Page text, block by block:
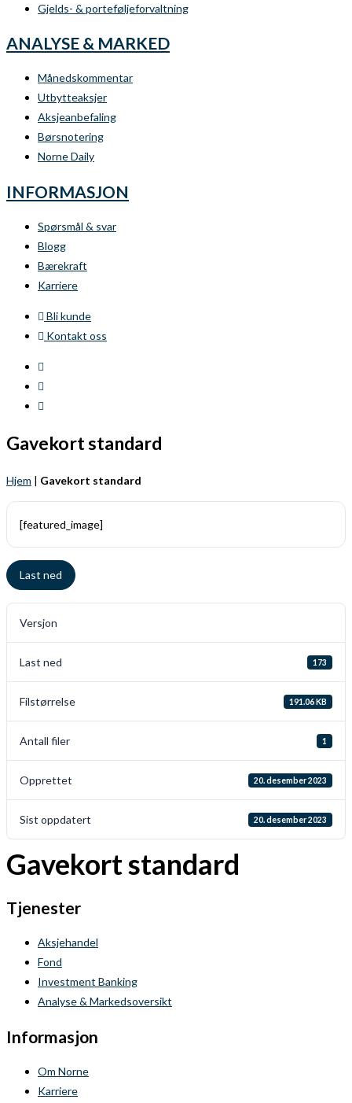
Gjelds- & porteføljeforvaltning
ANALYSE & MARKED
Månedskommentar
Utbytteaksjer
Aksjeanbefaling
Børsnotering
Norne Daily
INFORMASJON
Spørsmål & svar
Blogg
Bærekraft
Karriere
Bli kunde
Kontakt oss
Gavekort standard
Hjem | Gavekort standard
[featured_image]
Last ned
Versjon
Last ned 173
Filstørrelse 191.06 KB
Antall filer 1
Opprettet 20. desember 2023
Sist oppdatert 20. desember 2023
Gavekort standard
Tjenester
Aksjehandel
Fond
Investment Banking
Analyse & Markedsoversikt
Informasjon
Om Norne
Karriere